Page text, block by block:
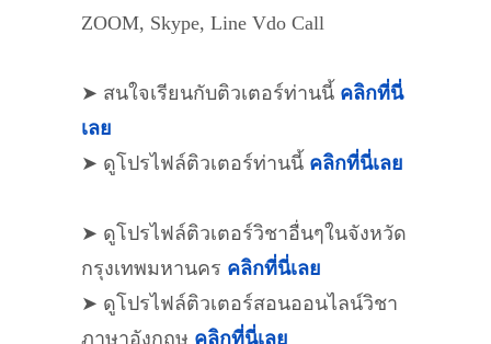
ZOOM, Skype, Line Vdo Call
➤ สนใจเรียนกับติวเตอร์ท่านนี้ คลิกที่นี่
เลย
➤ ดูโปรไฟล์ติวเตอร์ท่านนี้ คลิกที่นี่เลย
➤ ดูโปรไฟล์ติวเตอร์วิชาอื่นๆในจังหวัด
กรุงเทพมหานคร คลิกที่นี่เลย
➤ ดูโปรไฟล์ติวเตอร์สอนออนไลน์วิชา
ภาษาอังกฤษ คลิกที่นี่เลย